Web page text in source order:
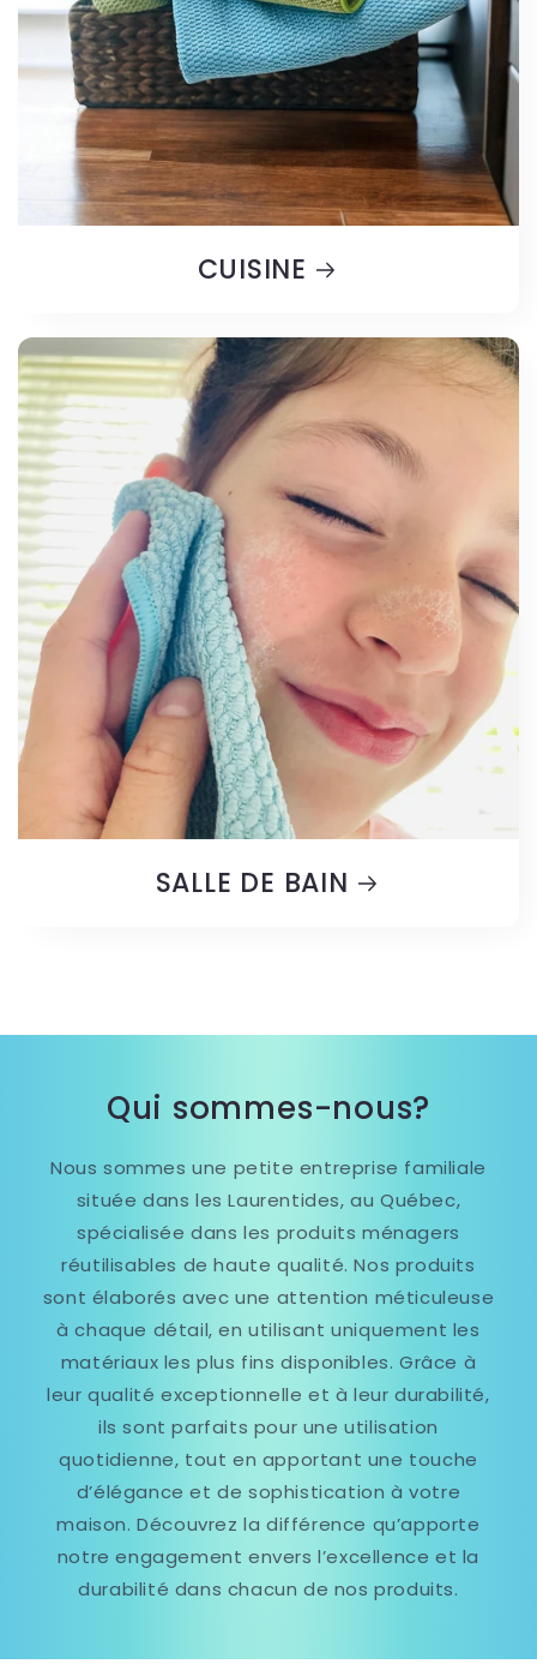
CUISINE
SALLE DE BAIN
Qui sommes-nous?
Nous sommes une petite entreprise familiale
située dans les Laurentides, au Québec,
spécialisée dans les produits ménagers
réutilisables de haute qualité. Nos produits
sont élaborés avec une attention méticuleuse
à chaque détail, en utilisant uniquement les
matériaux les plus fins disponibles. Grâce à
leur qualité exceptionnelle et à leur durabilité,
ils sont parfaits pour une utilisation
quotidienne, tout en apportant une touche
d’élégance et de sophistication à votre
maison. Découvrez la différence qu’apporte
notre engagement envers l’excellence et la
durabilité dans chacun de nos produits.